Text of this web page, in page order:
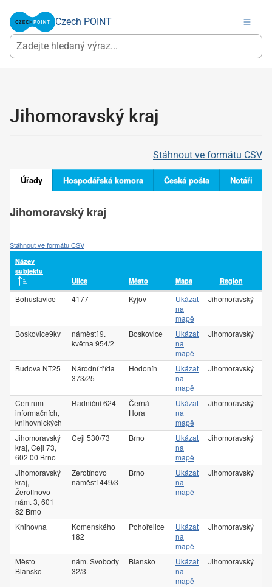
Czech POINT
Jihomoravský kraj
Stáhnout ve formátu CSV